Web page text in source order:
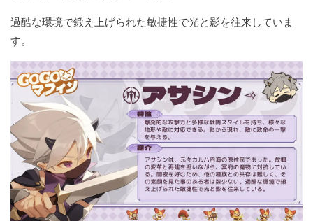
過酷な環境で鍛え上げられた敏捷性で光と影を往来していま
す。